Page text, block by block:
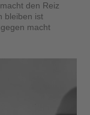
den Reiz
bleiben ist
macht